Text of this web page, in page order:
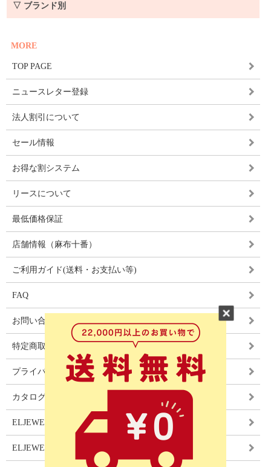
▽ ブランド別
MORE
TOP PAGE
ニュースレター登録
法人割引について
セール情報
お得な割システム
リースについて
最低価格保証
店舗情報（麻布十番）
ご利用ガイド(送料・お支払い等)
FAQ
お問い合わせ
特定商取引法に基づく表記
プライバシーポリシー
カタログ
ELJEWEL LIGHITNG
ELJEWEL カーテン